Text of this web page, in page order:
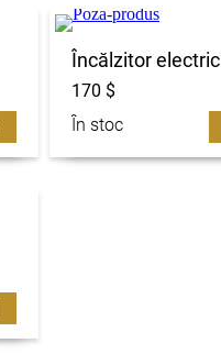
Încălzitor electric
170 $
În stoc